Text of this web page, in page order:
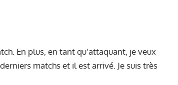
En plus, en tant qu'attaquant, je veux
matchs et il est arrivé. Je suis très